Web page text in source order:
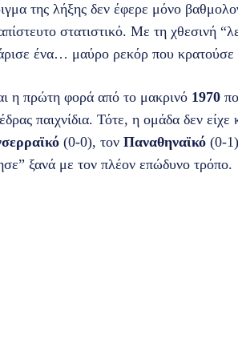
της λήξης δεν έφερε μόνο
στατιστικό. Με τη χθεσινή
ένα… μαύρο ρεκόρ που κρατούσε
η πρώτη φορά από το μακρινό 1970
παιχνίδια. Τότε, η ομάδα δεν είχε
(0-0), τον Παναθηναϊκό (0-
ξανά με τον πλέον επώδυνο τρόπο.